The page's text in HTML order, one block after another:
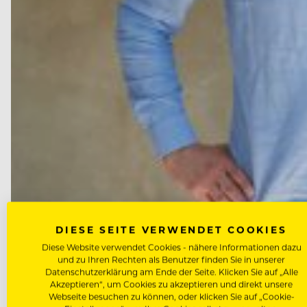
NEWS
Virtuelle Pizza-Kette
Das Pizza-Start-up Milano Vice erhielt im Rahmen
DIESE SEITE VERWENDET COOKIES
Diese Website verwendet Cookies - nähere Informationen dazu
und zu Ihren Rechten als Benutzer finden Sie in unserer
Datenschutzerklärung am Ende der Seite. Klicken Sie auf „Alle
Akzeptieren“, um Cookies zu akzeptieren und direkt unsere
Webseite besuchen zu können, oder klicken Sie auf „Cookie-